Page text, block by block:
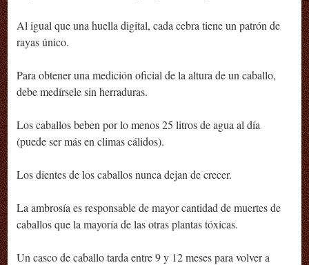
Al igual que una huella digital, cada cebra tiene un patrón de
rayas único.
Para obtener una medición oficial de la altura de un caballo,
debe medírsele sin herraduras.
Los caballos beben por lo menos 25 litros de agua al día
(puede ser más en climas cálidos).
Los dientes de los caballos nunca dejan de crecer.
La ambrosía es responsable de mayor cantidad de muertes de
caballos que la mayoría de las otras plantas tóxicas.
Un casco de caballo tarda entre 9 y 12 meses para volver a